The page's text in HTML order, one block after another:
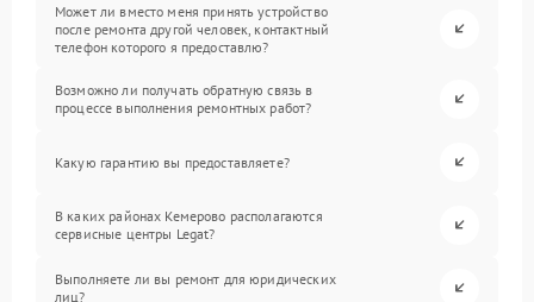
Может ли вместо меня принять устройство
после ремонта другой человек, контактный
телефон которого я предоставлю?
Возможно ли получать обратную связь в
процессе выполнения ремонтных работ?
Какую гарантию вы предоставляете?
В каких районах Кемерово располагаются
сервисные центры Legat?
Выполняете ли вы ремонт для юридических
лиц?